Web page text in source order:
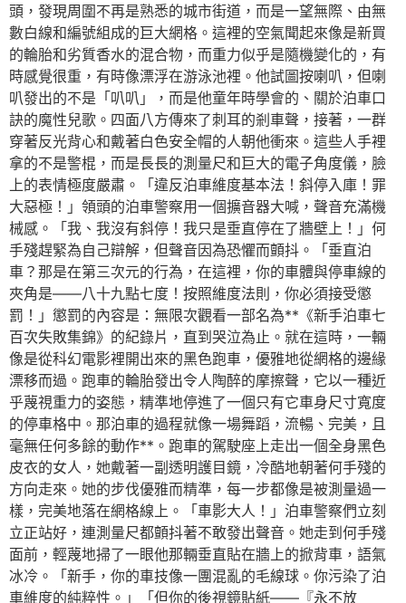
頭，發現周圍不再是熟悉的城市街道，而是一望無際、由無
數白線和編號組成的巨大網格。這裡的空氣聞起來像是新買
的輪胎和劣質香水的混合物，而重力似乎是隨機變化的，有
時感覺很重，有時像漂浮在游泳池裡。他試圖按喇叭，但喇
叭發出的不是「叭叭」，而是他童年時學會的、關於泊車口
訣的魔性兒歌。四面八方傳來了刺耳的剎車聲，接著，一群
穿著反光背心和戴著白色安全帽的人朝他衝來。這些人手裡
拿的不是警棍，而是長長的測量尺和巨大的電子角度儀，臉
上的表情極度嚴肅。「違反泊車維度基本法！斜停入庫！罪
大惡極！」領頭的泊車警察用一個擴音器大喊，聲音充滿機
械感。「我、我沒有斜停！我只是垂直停在了牆壁上！」何
手殘趕緊為自己辯解，但聲音因為恐懼而顫抖。「垂直泊
車？那是在第三次元的行為，在這裡，你的車體與停車線的
夾角是——八十九點七度！按照維度法則，你必須接受懲
罰！」懲罰的內容是：無限次觀看一部名為**《新手泊車七
百次失敗集錦》的紀錄片，直到哭泣為止。就在這時，一輛
像是從科幻電影裡開出來的黑色跑車，優雅地從網格的邊緣
漂移而過。跑車的輪胎發出令人陶醉的摩擦聲，它以一種近
乎蔑視重力的姿態，精準地停進了一個只有它車身尺寸寬度
的停車格中。那泊車的過程就像一場舞蹈，流暢、完美，且
毫無任何多餘的動作**。跑車的駕駛座上走出一個全身黑色
皮衣的女人，她戴著一副透明護目鏡，冷酷地朝著何手殘的
方向走來。她的步伐優雅而精準，每一步都像是被測量過一
樣，完美地落在網格線上。「車影大人！」泊車警察們立刻
立正站好，連測量尺都顫抖著不敢發出聲音。她走到何手殘
面前，輕蔑地掃了一眼他那輛垂直貼在牆上的掀背車，語氣
冰冷。「新手，你的車技像一團混亂的毛線球。你污染了泊
車維度的純粹性。」「但你的後視鏡貼紙——『永不放